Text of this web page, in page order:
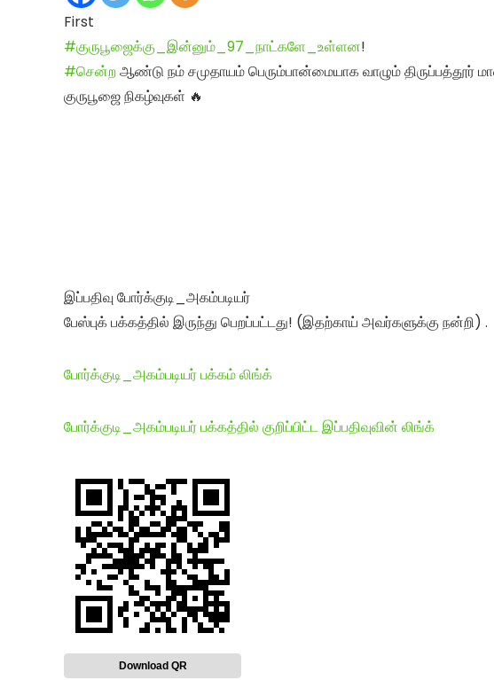
First
#குருபூஜைக்கு_இன்னும்_97_நாட்களே_உள்ளன!
#சென்றஆண்டு நம் சமுதாயம் பெரும்பான்மையாக வாழும் திருப்பத்தூர்
குருபூஜை நிகழ்வுகள் 🔥
இப்பதிவு போர்க்குடி_அகம்படியர்
பேஸ்புக் பக்கத்தில் இருந்து பெறப்பட்டது! (இதற்காய் அவர்களுக்கு நன்றி) .
போர்க்குடி_அகம்படியர் பக்கம் லிங்க்
போர்க்குடி_அகம்படியர் பக்கத்தில் குறிப்பிட்ட இப்பதிவுவின் லிங்க்
Download QR